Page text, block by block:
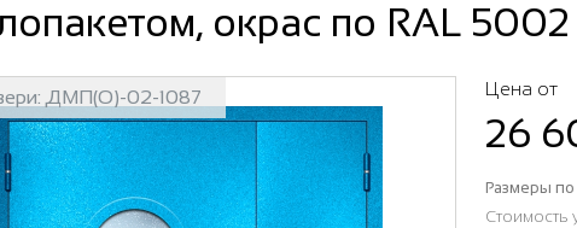
окрас по RAL 5002
ДМП(О)-02-1087 Цена от
26
Размеры
Стоимость